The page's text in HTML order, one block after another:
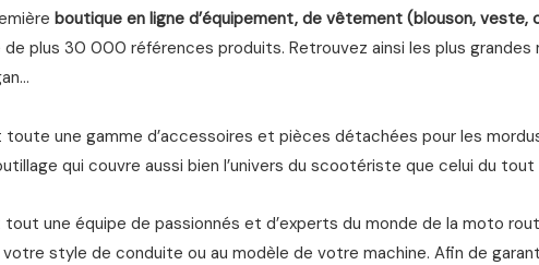
boutique en ligne d’équipement, de vêtement (blouson, veste,
plus 30 000 références produits. Retrouvez ainsi les plus grandes
toute une gamme d’accessoires et pièces détachées pour les
qui couvre aussi bien l’univers du scootériste que celui du
tout une équipe de passionnés et d’experts du monde de la moto
votre style de conduite ou au modèle de votre machine. Afin de